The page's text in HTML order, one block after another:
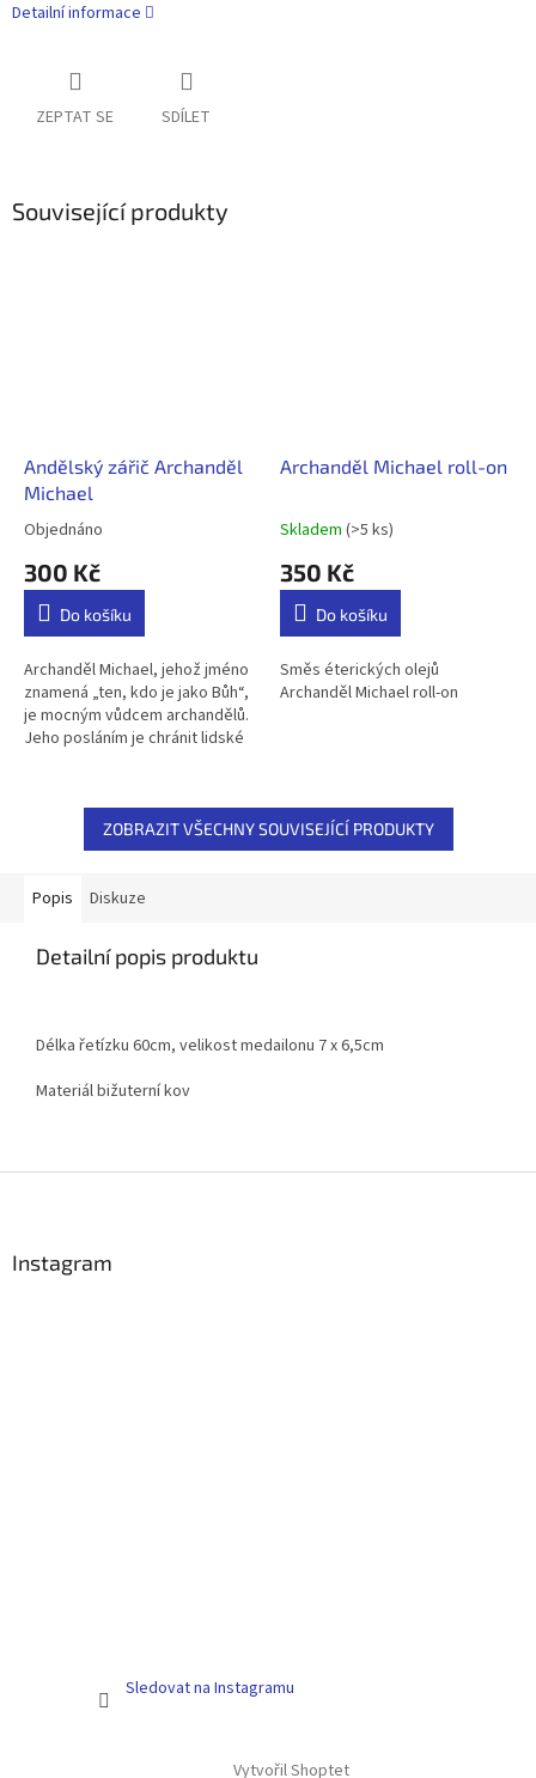
Detailní informace
ZEPTAT SE SDÍLET
Související produkty
Andělský zářič Archanděl
Michael
Průměrné
produktu
5,0
5
hvězdiček.
Objednáno
300 Kč
Do košíku
Archanděl Michael, jehož jméno
znamená „ten, kdo je jako Bůh“,
je mocným vůdcem archandělů.
Jeho posláním je chránit lidské
Archanděl Michael roll-on
Průměrné
produktu
5,0
5
hvězdiček.
Skladem (>5 ks)
350 Kč
Do košíku
Směs éterických olejů
Archanděl Michael roll-on
ZOBRAZIT VŠECHNY SOUVISEJÍCÍ PRODUKTY
Popis Diskuze
Detailní popis produktu
Délka řetízku 60cm, velikost medailonu 7 x 6,5cm
Materiál bižuterní kov
Instagram
Sledovat na Instagramu
Vytvořil Shoptet